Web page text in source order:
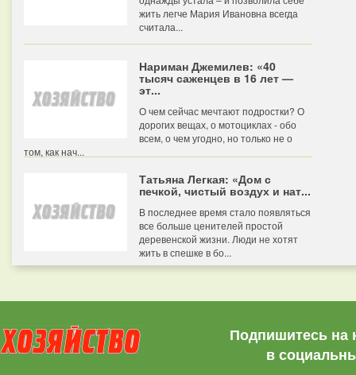
жить легче Мария Ивановна всегда
считала...
Нариман Джемилев: «40
тысяч саженцев в 16 лет —
эт...
О чем сейчас мечтают подростки? О
дорогих вещах, о мотоциклах - обо
всем, о чем угодно, но только не о
том, как нач...
Татьяна Легкая: «Дом с
печкой, чистый воздух и нат...
В последнее время стало появляться
все больше ценителей простой
деревенской жизни. Люди не хотят
жить в спешке в бо...
Подпишитесь на
в